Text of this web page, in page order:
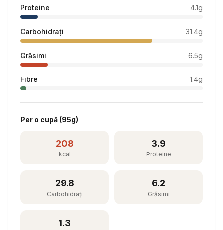
Proteine 4.1g
Carbohidrați 31.4g
Grăsimi 6.5g
Fibre 1.4g
Per o cupă (95g)
208
kcal
3.9
Proteine
29.8
Carbohidrați
6.2
Grăsimi
1.3